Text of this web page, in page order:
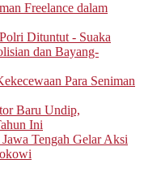
Freelance dalam
Dituntut - Suaka
dan Bayang-
Para Seniman
Baru Undip,
Ini
Tengah Gelar Aksi